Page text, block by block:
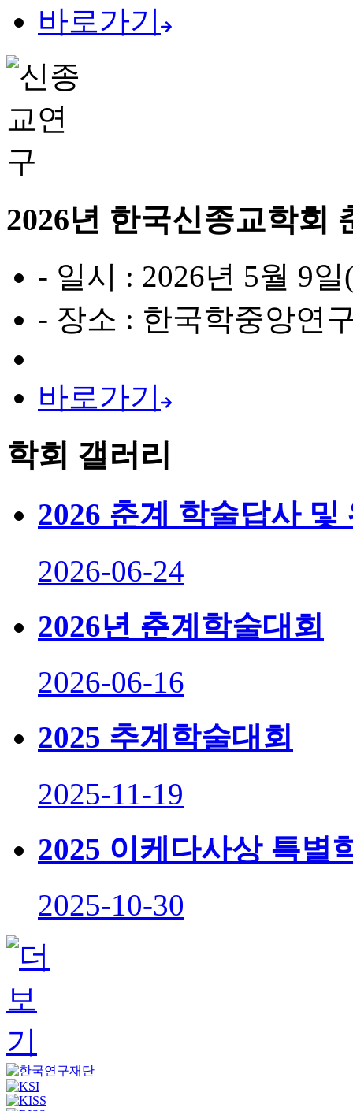
바로가기
2026년 한국신종교학회
- 일시 : 2026년 5월 9
- 장소 : 한국학중앙연
바로가기
학회 갤러리
2026 춘계 학술답사 및
2026-06-24
2026년 춘계학술대회
2026-06-16
2025 추계학술대회
2025-11-19
2025 이케다사상 특별
2025-10-30